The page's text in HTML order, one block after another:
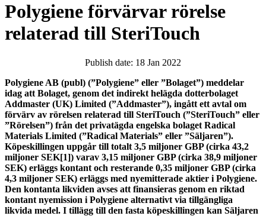
Polygiene förvärvar rörelse
relaterad till SteriTouch
Publish date: 18 Jan 2022
Polygiene AB (publ) (”Polygiene” eller ”Bolaget”) meddelar
idag att Bolaget, genom det indirekt helägda dotterbolaget
Addmaster (UK) Limited (”Addmaster”), ingått ett avtal om
förvärv av rörelsen relaterad till SteriTouch (”SteriTouch” eller
”Rörelsen”) från det privatägda engelska bolaget Radical
Materials Limited (”Radical Materials” eller ”Säljaren”).
Köpeskillingen uppgår till totalt 3,5 miljoner GBP (cirka 43,2
miljoner SEK[1]) varav 3,15 miljoner GBP (cirka 38,9 miljoner
SEK) erläggs kontant och resterande 0,35 miljoner GBP (cirka
4,3 miljoner SEK) erläggs med nyemitterade aktier i Polygiene.
Den kontanta likviden avses att finansieras genom en riktad
kontant nyemission i Polygiene alternativt via tillgängliga
likvida medel. I tillägg till den fasta köpeskillingen kan Säljaren